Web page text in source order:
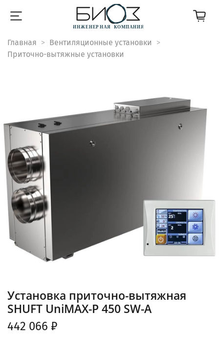
Главная
Вентиляционные установки
Приточно-вытяжные установки
Установка приточно-вытяжная
SHUFT UniMAX-P 450 SW-A
442 066 ₽